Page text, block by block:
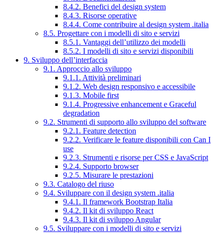
8.4.2. Benefici del design system
8.4.3. Risorse operative
8.4.4. Come contribuire al design system .italia
8.5. Progettare con i modelli di sito e servizi
8.5.1. Vantaggi dell’utilizzo dei modelli
8.5.2. I modelli di sito e servizi disponibili
9. Sviluppo dell’interfaccia
9.1. Approccio allo sviluppo
9.1.1. Attività preliminari
9.1.2. Web design responsivo e accessibile
9.1.3. Mobile first
9.1.4. Progressive enhancement e Graceful
degradation
9.2. Strumenti di supporto allo sviluppo del software
9.2.1. Feature detection
9.2.2. Verificare le feature disponibili con Can I
use
9.2.3. Strumenti e risorse per CSS e JavaScript
9.2.4. Supporto browser
9.2.5. Misurare le prestazioni
9.3. Catalogo del riuso
9.4. Sviluppare con il design system .italia
9.4.1. Il framework Bootstrap Italia
9.4.2. Il kit di sviluppo React
9.4.3. Il kit di sviluppo Angular
9.5. Sviluppare con i modelli di sito e servizi